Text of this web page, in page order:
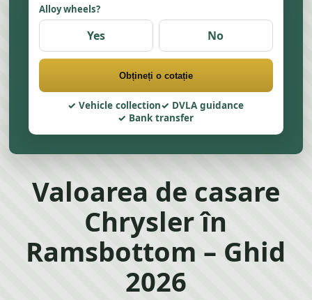
Alloy wheels?
Yes No
Obțineți o cotație
Vehicle collection
DVLA guidance
Bank transfer
Valoarea de casare
Chrysler în
Ramsbottom – Ghid
2026